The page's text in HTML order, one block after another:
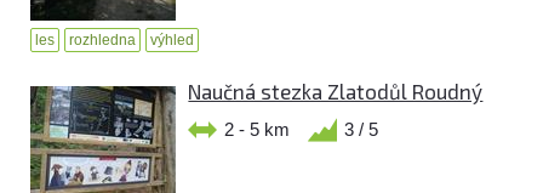
les rozhledna výhled
Naučná stezka Zlatodůl Roudný
2 - 5 km 3 / 5